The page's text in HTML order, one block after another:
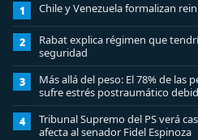
1 Chile y Venezuela formalizan
2
Rabat explica régimen que
seguridad
3
Más allá del peso: El 78% de las
sufre estrés postraumático
4
Tribunal Supremo del PS verá
afecta al senador Fidel Espinoza